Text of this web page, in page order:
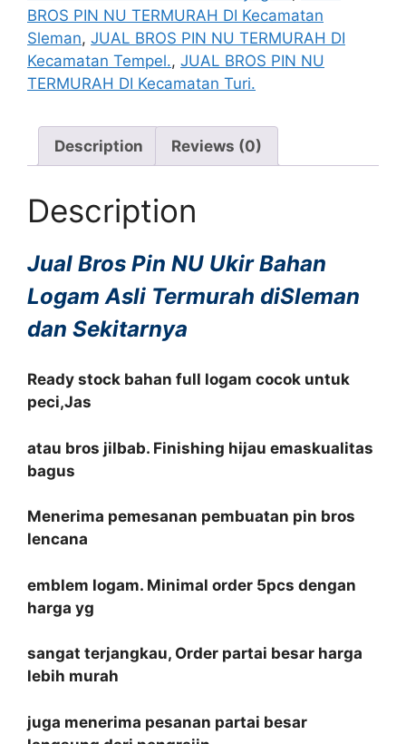
BROS PIN NU TERMURAH DI Kecamatan
Sleman, JUAL BROS PIN NU TERMURAH DI
Kecamatan Tempel., JUAL BROS PIN NU
TERMURAH DI Kecamatan Turi.
Description Reviews (0)
Description
Jual Bros Pin NU Ukir Bahan
Logam Asli Termurah diSleman
dan Sekitarnya
Ready stock bahan full logam cocok untuk
peci,Jas
atau bros jilbab. Finishing hijau emaskualitas
bagus
Menerima pemesanan pembuatan pin bros
lencana
emblem logam. Minimal order 5pcs dengan
harga yg
sangat terjangkau, Order partai besar harga
lebih murah
juga menerima pesanan partai besar